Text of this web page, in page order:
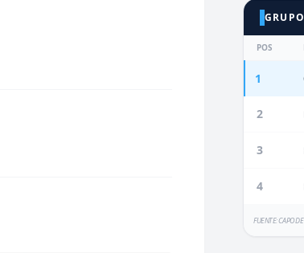
POS
1
2
3
4
FUENTE: CAPO